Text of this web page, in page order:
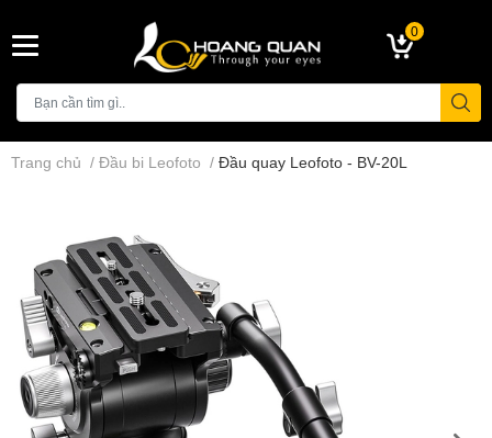
0
Trang chủ / Đầu bi Leofoto / Đầu quay Leofoto - BV-20L